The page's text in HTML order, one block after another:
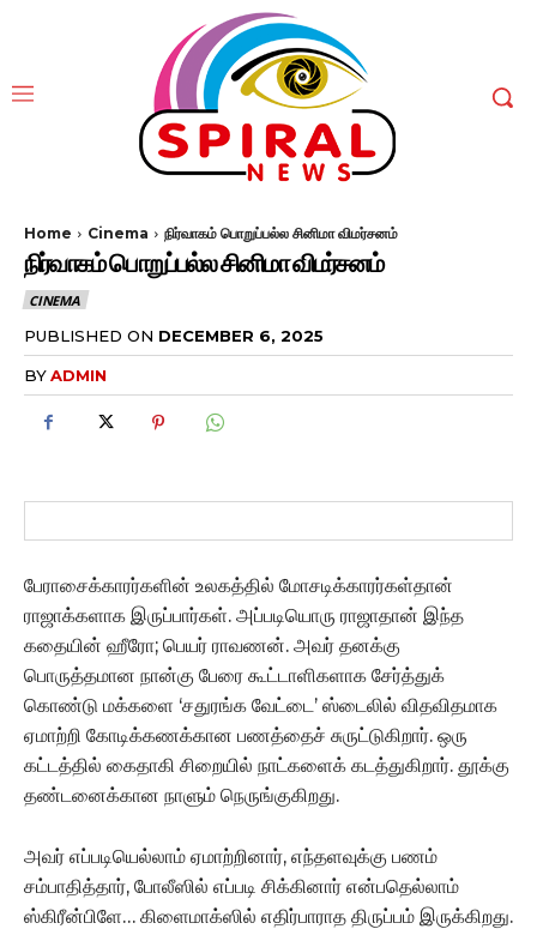
Home Cinema நிர்வாகம் பொறுப்பல்ல சினிமா விமர்சனம்
நிர்வாகம் பொறுப்பல்ல சினிமா விமர்சனம்
CINEMA
PUBLISHED ON DECEMBER 6, 2025
BYADMIN
பேராசைக்காரர்களின் உலகத்தில் மோசடிக்காரர்கள்தான்
ராஜாக்களாக இருப்பார்கள். அப்படியொரு ராஜாதான் இந்த
கதையின் ஹீரோ; பெயர் ராவணன். அவர் தனக்கு
பொருத்தமான நான்கு பேரை கூட்டாளிகளாக சேர்த்துக்
கொண்டு மக்களை ‘சதுரங்க வேட்டை’ ஸ்டைலில் விதவிதமாக
ஏமாற்றி கோடிக்கணக்கான பணத்தைச் சுருட்டுகிறார். ஒரு
கட்டத்தில் கைதாகி சிறையில் நாட்களைக் கடத்துகிறார். தூக்கு
தண்டனைக்கான நாளும் நெருங்குகிறது.
அவர் எப்படியெல்லாம் ஏமாற்றினார், எந்தளவுக்கு பணம்
சம்பாதித்தார், போலீஸில் எப்படி சிக்கினார் என்பதெல்லாம்
ஸ்கிரீன்பிளே… கிளைமாக்ஸில் எதிர்பாராத திருப்பம் இருக்கிறது.